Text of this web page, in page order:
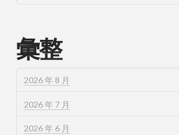
彙整
2026 年 8 月
2026 年 7 月
2026 年 6 月